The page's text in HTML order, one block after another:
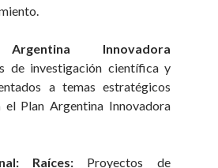
Innovadora
de investigación científica y
a temas estratégicos
el Plan Argentina Innovadora
Raíces: Proyectos de